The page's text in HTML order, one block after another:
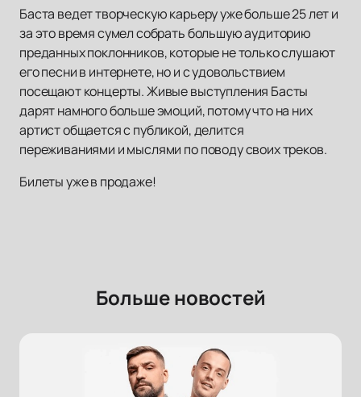
Баста ведет творческую карьеру уже больше 25 лет и
за это время сумел собрать большую аудиторию
преданных поклонников, которые не только слушают
его песни в интернете, но и с удовольствием
посещают концерты. Живые выступления Басты
дарят намного больше эмоций, потому что на них
артист общается с публикой, делится
переживаниями и мыслями по поводу своих треков.
Билеты уже в продаже!
Больше новостей